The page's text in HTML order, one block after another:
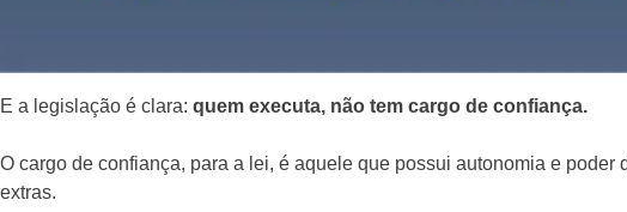
E a legislação é clara: quem executa, não tem cargo de confiança.
O cargo de confiança, para a lei, é aquele que possui autonomia e
extras.